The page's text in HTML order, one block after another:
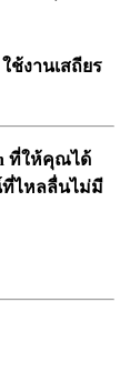
ช้งานเสถียร
ที่ให้คุณได้
ไหลลื่นไม่มี